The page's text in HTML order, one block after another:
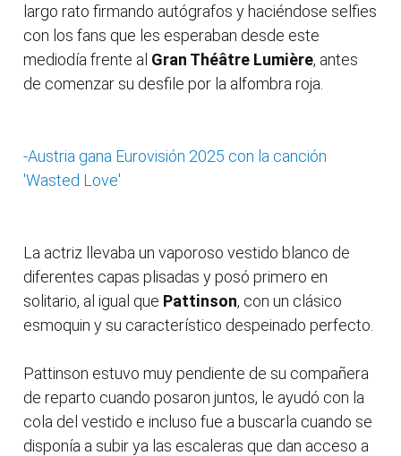
largo rato firmando autógrafos y haciéndose selfies
con los fans que les esperaban desde este
mediodía frente al Gran Théâtre Lumière, antes
de comenzar su desfile por la alfombra roja.
-Austria gana Eurovisión 2025 con la canción
'Wasted Love'
La actriz llevaba un vaporoso vestido blanco de
diferentes capas plisadas y posó primero en
solitario, al igual que Pattinson, con un clásico
esmoquin y su característico despeinado perfecto.
Pattinson estuvo muy pendiente de su compañera
de reparto cuando posaron juntos, le ayudó con la
cola del vestido e incluso fue a buscarla cuando se
disponía a subir ya las escaleras que dan acceso a